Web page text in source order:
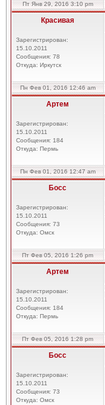
Пт Янв 29, 2016 3:10 pm
Красивая
Зарегистрирован:
15.10.2011
Сообщения: 78
Откуда: Иркутск
Пн Фев 01, 2016 12:46 am
Артем
Зарегистрирован:
15.10.2011
Сообщения: 184
Откуда: Пермь
Пн Фев 01, 2016 12:47 am
Босс
Зарегистрирован:
15.10.2011
Сообщения: 73
Откуда: Омск
Пт Фев 05, 2016 1:26 pm
Артем
Зарегистрирован:
15.10.2011
Сообщения: 184
Откуда: Пермь
Пт Фев 05, 2016 1:28 pm
Босс
Зарегистрирован:
15.10.2011
Сообщения: 73
Откуда: Омск